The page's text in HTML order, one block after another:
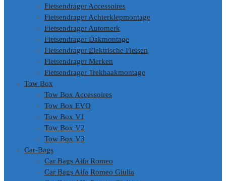
Fietsendrager Accessoires
Fietsendrager Achterklepmontage
Fietsendrager Automerk
Fietsendrager Dakmontage
Fietsendrager Elektrische Fietsen
Fietsendrager Merken
Fietsendrager Trekhaakmontage
Tow Box
Tow Box Accessoires
Tow Box EVO
Tow Box V1
Tow Box V2
Tow Box V3
Car-Bags
Car Bags Alfa Romeo
Car Bags Alfa Romeo Giulia